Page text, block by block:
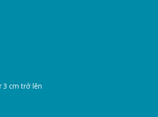
cm trở lên